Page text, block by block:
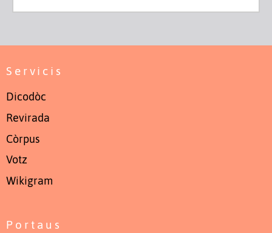
Servicis
Dicodòc
Revirada
Còrpus
Votz
Wikigram
Portaus